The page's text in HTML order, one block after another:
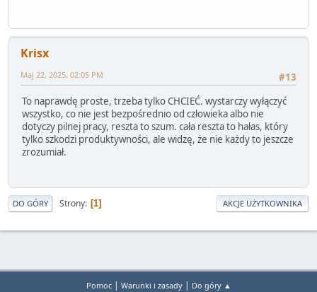
Krisx
#13
Maj 22, 2025, 02:05 PM
To naprawdę proste, trzeba tylko CHCIEĆ. wystarczy wyłączyć
wszystko, co nie jest bezpośrednio od człowieka albo nie
dotyczy pilnej pracy, reszta to szum. cała reszta to hałas, który
tylko szkodzi produktywności, ale widzę, że nie każdy to jeszcze
zrozumiał.
DO GÓRY Strony 1 AKCJE UŻYTKOWNIKA
Pomoc| Warunki i zasady| Do góry ▲